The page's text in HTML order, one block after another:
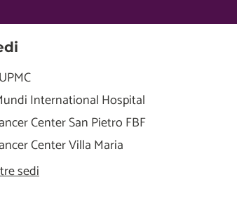
International Hospital
Center San Pietro FBF
Center Villa Maria
sedi